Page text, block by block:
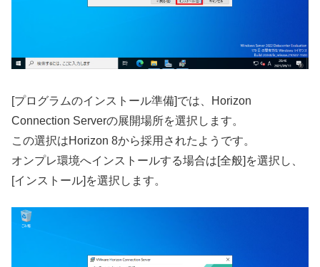
[プログラムのインストール準備]では、Horizon
Connection Serverの展開場所を選択します。
この選択はHorizon 8から採用されたようです。
オンプレ環境へインストールする場合は[全般]を選択し、
[インストール]を選択します。